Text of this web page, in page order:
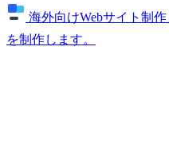
海外向けWebサイト制作
を制作します。